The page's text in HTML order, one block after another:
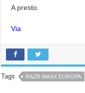
A presto.
Via
Tags RAZR MAXX EUROPA